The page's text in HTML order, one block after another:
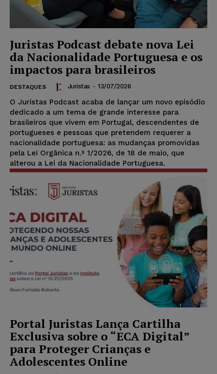
Juristas Podcast debate nova Lei
da Nacionalidade Portuguesa e os
impactos para brasileiros
DESTAQUES Juristas - 13/07/2026
O Juristas Podcast acaba de lançar um novo episódio
dedicado a um tema de grande interesse para
brasileiros que vivem em Portugal, descendentes de
portugueses e pessoas que pretendem requerer a
nacionalidade portuguesa: as mudanças promovidas
pela Lei Orgânica n.º 1/2026, de 18 de maio, que
alterou a Lei da Nacionalidade Portuguesa.
Portal Juristas Lança Cartilha
Exclusiva sobre o “ECA Digital”
para Proteger Crianças e
Adolescentes Online